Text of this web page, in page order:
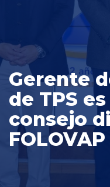
Nuestra Visión
Servicios y Tarifas
Políticas y
Prensa
Gerente
de TPS
consejo
FOLOVAP